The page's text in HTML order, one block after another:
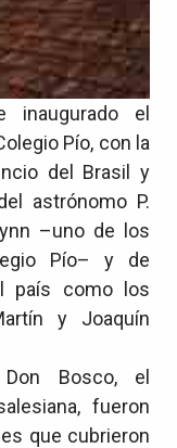
el
Pío, con la
del Brasil y
astrónomo P.
–uno de los
Pío– y de
país como los
y Joaquín
Bosco, el
fueron
que cubrieron